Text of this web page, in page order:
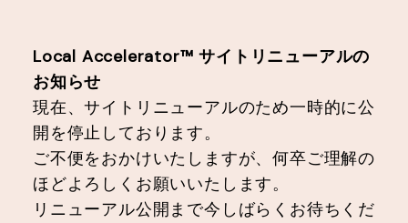
Local Accelerator™︎ サイトリニューアルの
お知らせ
現在、サイトリニューアルのため一時的に公
開を停止しております。
ご不便をおかけいたしますが、何卒ご理解の
ほどよろしくお願いいたします。
リニューアル公開まで今しばらくお待ちくだ